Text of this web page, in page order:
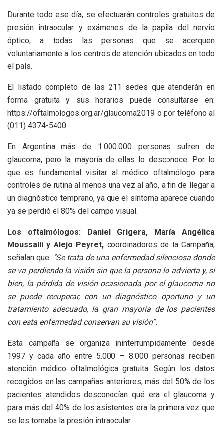
Durante todo ese día, se efectuarán controles gratuitos de
presión intraocular y exámenes de la papila del nervio
óptico, a todas las personas que se acerquen
voluntariamente a los centros de atención ubicados en todo
el país.
El listado completo de las 211 sedes que atenderán en
forma gratuita y sus horarios puede consultarse en:
https://oftalmologos.org.ar/glaucoma2019 o por teléfono al
(011) 4374-5400.
En Argentina más de 1.000.000 personas sufren de
glaucoma, pero la mayoría de ellas lo desconoce. Por lo
que es fundamental visitar al médico oftalmólogo para
controles de rutina al menos una vez al año, a fin de llegar a
un diagnóstico temprano, ya que el síntoma aparece cuando
ya se perdió el 80% del campo visual.
Los oftalmólogos: Daniel Grigera, María Angélica
Moussalli y Alejo Peyret, coordinadores de la Campaña,
señalan que: “Se trata de una enfermedad silenciosa donde
se va perdiendo la visión sin que la persona lo advierta y, si
bien, la pérdida de visión ocasionada por el glaucoma no
se puede recuperar, con un diagnóstico oportuno y un
tratamiento adecuado, la gran mayoría de los pacientes
con esta enfermedad conservan su visión”.
Esta campaña se organiza ininterrumpidamente desde
1997 y cada año entre 5.000 – 8.000 personas reciben
atención médico oftalmológica gratuita. Según los datos
recogidos en las campañas anteriores, más del 50% de los
pacientes atendidos desconocían qué era el glaucoma y
para más del 40% de los asistentes era la primera vez que
se les tomaba la presión intraocular.